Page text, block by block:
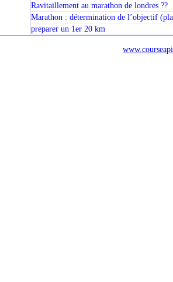
Ravitaillement au marathon de londres ??
Marathon : détermination de l’objectif
preparer un 1er 20 km